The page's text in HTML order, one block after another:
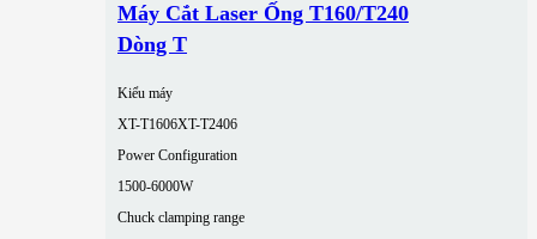
Máy Cắt Laser Ống T160/T240
Dòng T
Kiểu máy
XT-T1606XT-T2406
Power Configuration
1500-6000W
Chuck clamping range